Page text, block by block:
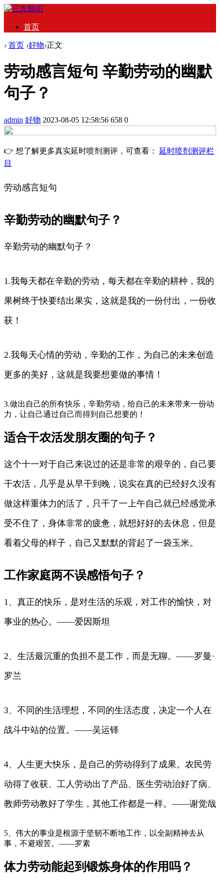
首页
› 首页 ›好物›正文
劳动感言短句 辛勤劳动的幽默
句子？
admin 好物 2023-08-05 12:58:56 658 0
👉 想了解更多真实延时喷剂测评，可查看： 延时喷剂测评栏
目
劳动感言短句
辛勤劳动的幽默句子？
辛勤劳动的幽默句子？
1.我每天都在辛勤的劳动，每天都在辛勤的耕种，我的
果树终于快要结出果实，这就是我的一份付出，一份收
获！
2.我每天心情的劳动，辛勤的工作，为自己的未来创造
更多的美好，这就是我要想要做的事情！
3.做出自己的所有快乐，辛勤劳动，给自己的未来带来一份动
力，让自己通过自己而得到自己想要的！
适合干农活发朋友圈的句子？
这个十一对于自己来说过的还是非常的艰辛的，自己要
干农活，几乎是从早干到晚，说实在真的已经好久没有
做这样重体力的活了，只干了一上午自己就已经感觉承
受不住了，身体非常的疲惫，就想好好的去休息，但是
看着父母的样子，自己又默默的背起了一袋玉米。
工作家庭两不误感悟句子？
1、真正的快乐，是对生活的乐观，对工作的愉快，对
事业的热心。——爱因斯坦
2、生活最沉重的负担不是工作，而是无聊。——罗曼·
罗兰
3、不同的生活理想，不同的生活态度，决定一个人在
战斗中站的位置。——吴运铎
4、人生更大快乐，是自己的劳动得到了成果。农民劳
动得了收获、工人劳动出了产品、医生劳动治好了病、
教师劳动教好了学生，其他工作都是一样。——谢觉哉
5、伟大的事业是根源于坚韧不断地工作，以全副精神去从
事，不避艰苦。——罗素
体力劳动能起到锻炼身体的作用吗？